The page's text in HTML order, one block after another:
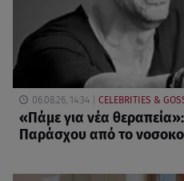
06.08.26, 14:34 CELEBRITIES &
«Πάμε για νέα
Παράσχου από το